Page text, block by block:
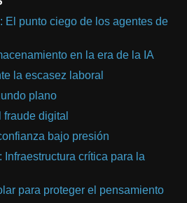
El punto ciego de los agentes de
en la era de la IA
la escasez laboral
plano
digital
bajo presión
Infraestructura crítica para la
para proteger el pensamiento